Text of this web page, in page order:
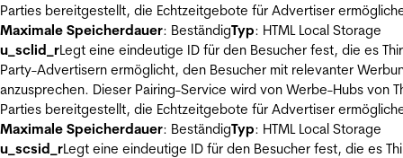
Parties bereitgestellt, die Echtzeitgebote für Advertiser
Maximale Speicherdauer: BeständigTyp: HTML Local Storage
u_sclid_rLegt eine eindeutige ID für den Besucher fest, die es
Party-Advertisern ermöglicht, den Besucher mit relevanter
anzusprechen. Dieser Pairing-Service wird von Werbe-Hubs von
Parties bereitgestellt, die Echtzeitgebote für Advertiser
Maximale Speicherdauer: BeständigTyp: HTML Local Storage
u_scsid_rLegt eine eindeutige ID für den Besucher fest, die es